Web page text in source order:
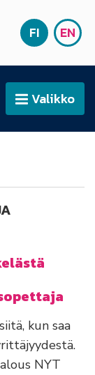
SUOMI
FI EN
AvaaValikko
kun saa
NYT